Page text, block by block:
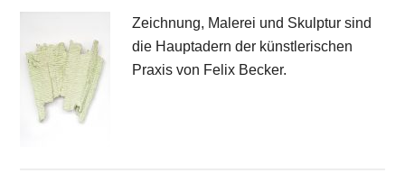
Zeichnung, Malerei und Skulptur sind
die Hauptadern der künstlerischen
Praxis von Felix Becker.